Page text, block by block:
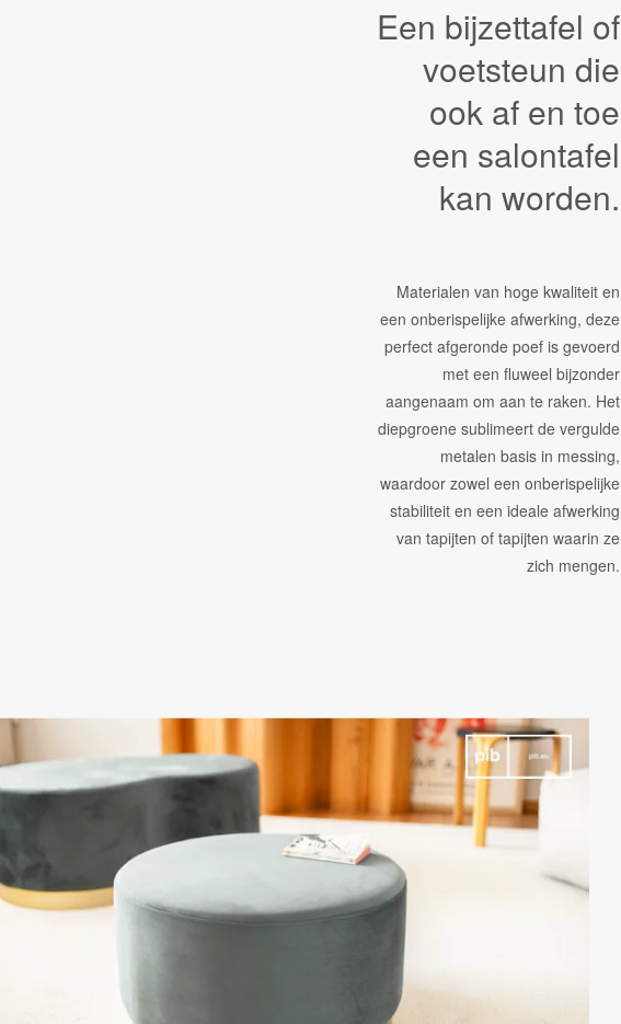
Een bijzettafel of
voetsteun die
ook af en toe
een salontafel
kan worden.
Materialen van hoge kwaliteit en
een onberispelijke afwerking, deze
perfect afgeronde poef is gevoerd
met een fluweel bijzonder
aangenaam om aan te raken. Het
diepgroene sublimeert de vergulde
metalen basis in messing,
waardoor zowel een onberispelijke
stabiliteit en een ideale afwerking
van tapijten of tapijten waarin ze
zich mengen.